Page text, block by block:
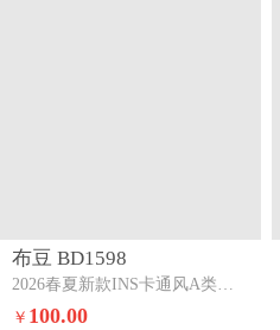
布豆 BD1598
2026春夏新款INS卡通风A类全棉双层纱三四件套黎夏洛
￥ 100.00